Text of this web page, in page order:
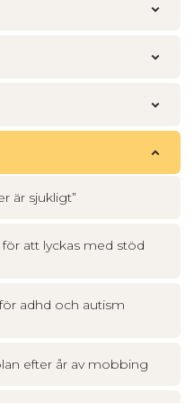
är sjukligt”
för att lyckas med stöd
adhd och autism
efter år av mobbing